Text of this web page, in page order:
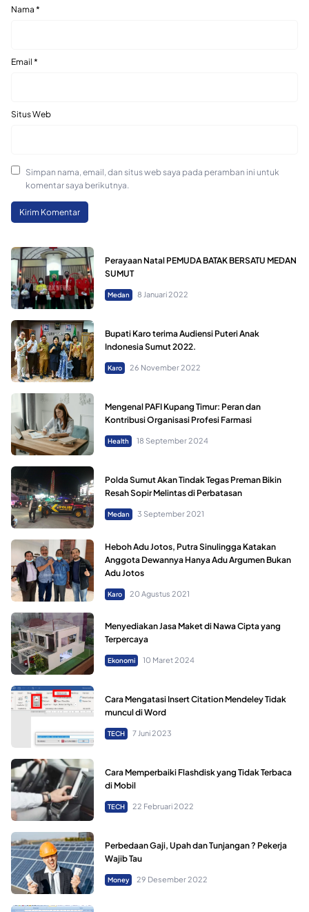
Nama *
Email *
Situs Web
Simpan nama, email, dan situs web saya pada peramban ini untuk
komentar saya berikutnya.
Perayaan Natal PEMUDA BATAK BERSATU MEDAN
SUMUT
Medan 8 Januari 2022
Bupati Karo terima Audiensi Puteri Anak
Indonesia Sumut 2022.
Karo 26 November 2022
Mengenal PAFI Kupang Timur: Peran dan
Kontribusi Organisasi Profesi Farmasi
Health 18 September 2024
Polda Sumut Akan Tindak Tegas Preman Bikin
Resah Sopir Melintas di Perbatasan
Medan 3 September 2021
Heboh Adu Jotos, Putra Sinulingga Katakan
Anggota Dewannya Hanya Adu Argumen Bukan
Adu Jotos
Karo 20 Agustus 2021
Menyediakan Jasa Maket di Nawa Cipta yang
Terpercaya
Ekonomi 10 Maret 2024
Cara Mengatasi Insert Citation Mendeley Tidak
muncul di Word
TECH 7 Juni 2023
Cara Memperbaiki Flashdisk yang Tidak Terbaca
di Mobil
TECH 22 Februari 2022
Perbedaan Gaji, Upah dan Tunjangan ? Pekerja
Wajib Tau
Money 29 Desember 2022